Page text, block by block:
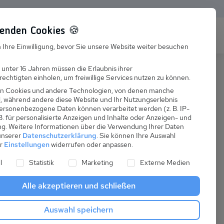
Suchen
Karriere
Ausbildung
ab
pro Nacht
Anreise
Cookies 🍪
Einwilligung, bevor Sie unsere Website weiter besuchen
16 Jahren müssen die Erlaubnis ihrer
einholen, um freiwillige Services nutzen zu können.
Cookies und andere Technologien, von denen manche
während andere diese Website und Ihr Nutzungserlebnis
Daten können verarbeitet werden (z. B. IP-
für personalisierte Anzeigen und Inhalte oder Anzeigen- und
Weitere Informationen über die Verwendung Ihrer Daten
Datenschutzerklärung. Sie können Ihre Auswahl
Einstellungenwiderrufen oder anpassen.
Liste der Service-Gruppen, für die eine Einwilligung
Statistik Marketing Externe Medien
Alle akzeptieren und schließen
Auswahl speichern